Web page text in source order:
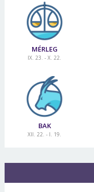
MÉRLEG
IX. 23. - X. 22.
BAK
XII. 22. - I. 19.